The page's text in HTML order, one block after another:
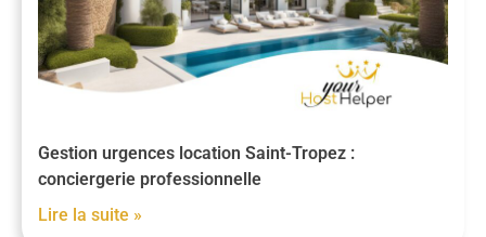
Gestion urgences location Saint-Tropez :
conciergerie professionnelle
Lire la suite »